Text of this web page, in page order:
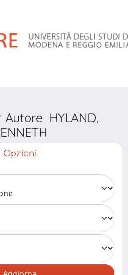
Autore HYLAND,
Opzioni